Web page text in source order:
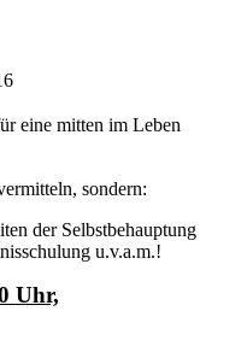
eine mitten im Leben
sondern:
der Selbstbehauptung
u.v.a.m.!
Uhr,